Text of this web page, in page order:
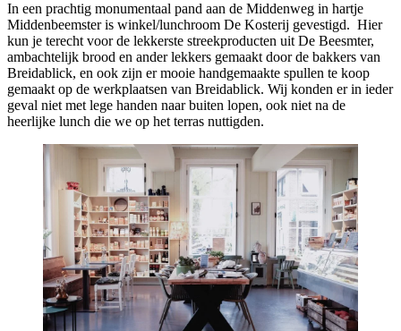
In een prachtig monumentaal pand aan de Middenweg in hartje
Middenbeemster is winkel/lunchroom De Kosterij gevestigd. Hier
kun je terecht voor de lekkerste streekproducten uit De Beesmter,
ambachtelijk brood en ander lekkers gemaakt door de bakkers van
Breidablick, en ook zijn er mooie handgemaakte spullen te koop
gemaakt op de werkplaatsen van Breidablick. Wij konden er in ieder
geval niet met lege handen naar buiten lopen, ook niet na de
heerlijke lunch die we op het terras nuttigden.